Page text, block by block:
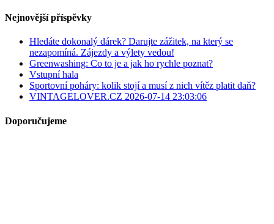
Nejnovější příspěvky
Hledáte dokonalý dárek? Darujte zážitek, na který se
nezapomíná. Zájezdy a výlety vedou!
Greenwashing: Co to je a jak ho rychle poznat?
Vstupní hala
Sportovní poháry: kolik stojí a musí z nich vítěz platit daň?
VINTAGELOVER.CZ 2026-07-14 23:03:06
Doporučujeme